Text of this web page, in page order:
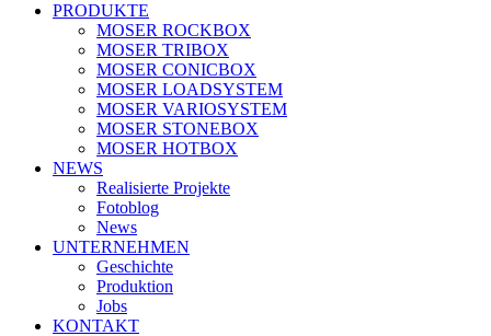
PRODUKTE
MOSER ROCKBOX
MOSER TRIBOX
MOSER CONICBOX
MOSER LOADSYSTEM
MOSER VARIOSYSTEM
MOSER STONEBOX
MOSER HOTBOX
NEWS
Realisierte Projekte
Fotoblog
News
UNTERNEHMEN
Geschichte
Produktion
Jobs
KONTAKT